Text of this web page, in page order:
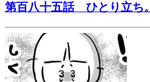
第百八十五話 ひとり立ち。